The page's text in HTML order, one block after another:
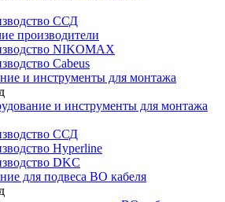
ССД
производители
NIKOMAX
Cabeus
и инструменты для монтажа
и инструменты для монтажа
ССД
Hyperline
DKC
для подвеса ВО кабеля